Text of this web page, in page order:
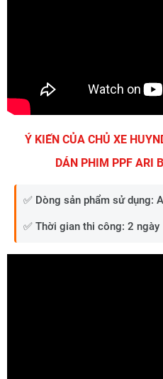
Ý KIẾN CỦA CHỦ XE
DÁN PHIM PPF ARI
✅ Dòng sản phẩm sử dụng:
✅ Thời gian thi công: 2 ngày